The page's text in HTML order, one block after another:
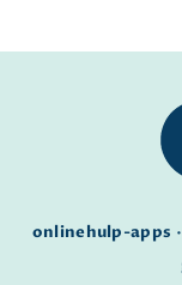
onlinehulp-apps